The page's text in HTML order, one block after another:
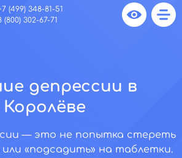
(499) 348-81-51
(800) 302-67-71
депрессии в
Королёве
— это не попытка стереть
«подсадить» на таблетки.